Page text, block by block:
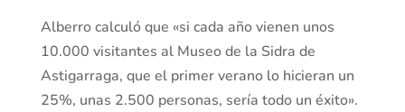
Alberro calculó que «si cada año vienen unos
10.000 visitantes al Museo de la Sidra de
Astigarraga, que el primer verano lo hicieran un
25%, unas 2.500 personas, sería todo un éxito».